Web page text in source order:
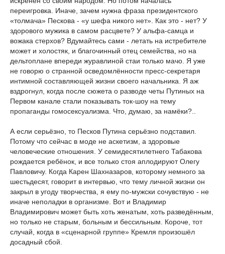
переигровка. Иначе, зачем нужна фраза президентского
«толмача» Пескова - «у шефа никого нет». Как это - нет? У
здорового мужика в самом расцвете? У альфа-самца и
вожака стерхов? Вдумайтесь сами - летать на истребителе
может и холостяк, и благочинный отец семейства, но на
дельтоплане впереди журавлиной стаи только мачо. Я уже
не говорю о странной осведомлённости пресс-секретаря
интимной составляющей жизни своего начальника. Я аж
вздрогнул, когда после сюжета о разводе четы Путиных на
Первом канале стали показывать ток-шоу на тему
пропаганды гомосексуализма. Что, думаю, за намёки?..
А если серьёзно, то Песков Путина серьёзно подставил.
Потому что сейчас в моде не аскетизм, а здоровые
человеческие отношения. У семидесятилетнего Табакова
рождается ребёнок, и все только стоя аплодируют Олегу
Павловичу. Когда Карен Шахназаров, которому немного за
шестьдесят, говорит в интервью, что тему личной жизни он
закрыл в угоду творчества, я ему по-мужски сочувствую - не
иначе неполадки в организме. Вот и Владимир
Владимирович может быть хоть женатым, хоть разведённым,
но только не старым, больным и бессильным. Короче, тот
случай, когда в «сценарной группе» Кремля произошёл
досадный сбой.